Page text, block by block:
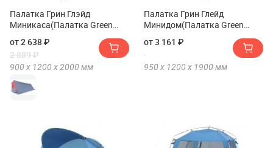
Палатка Грин Глэйд
Миникаса(Палатка Green
от 2 638 ₽
2 889 ₽
900 х 1200 х 2000 мм
Палатка Грин Глейд
Минидом(Палатка Green
от 3 161 ₽
950 х 1200 х 1900 мм